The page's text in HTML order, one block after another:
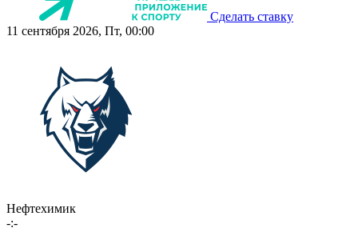
Сделать ставку
11 сентября 2026, Пт, 00:00
Нефтехимик
-:-